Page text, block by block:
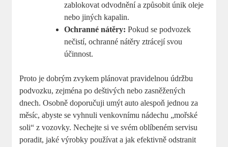
zablokovat odvodnění a způsobit únik oleje
nebo jiných kapalin.
Ochranné nátěry: Pokud se podvozek
nečistí, ochranné nátěry ztrácejí svou
účinnost.
Proto je dobrým zvykem plánovat pravidelnou údržbu
podvozku, zejména po deštivých nebo zasněžených
dnech. Osobně doporučuji umýt auto alespoň jednou za
měsíc, abyste se vyhnuli venkovnímu nádechu „mořské
soli“ z vozovky. Nechejte si ve svém oblíbeném servisu
poradit, jaké výrobky používat a jak efektivně odstranit